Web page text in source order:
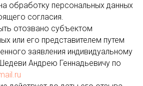
обработку персональных данных
согласия.
отозвано субъектом
или его представителем путем
заявления индивидуальному
Андрею Геннадьевичу по